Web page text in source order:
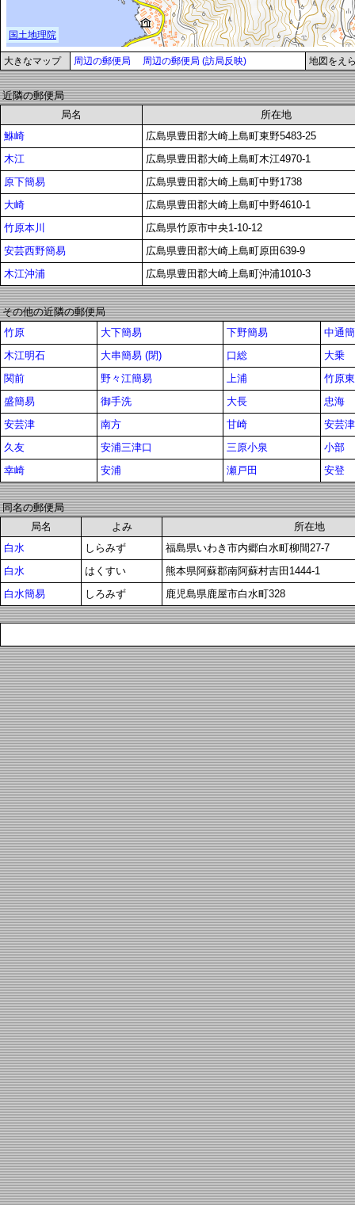
大きなマップ 周辺の郵便局 周辺の郵便局 (訪局反映) 地図をえ
近隣の郵便局
局名
所在地
鮴崎
広島県豊田郡大崎上島町東野5483-25
木江
広島県豊田郡大崎上島町木江4970-1
原下簡易
広島県豊田郡大崎上島町中野1738
大崎
広島県豊田郡大崎上島町中野4610-1
竹原本川
広島県竹原市中央1-10-12
安芸西野簡易
広島県豊田郡大崎上島町原田639-9
木江沖浦
広島県豊田郡大崎上島町沖浦1010-3
その他の近隣の郵便局
竹原
大下簡易 下野簡易
中通
木江明石
大串簡易 (閉) 口総
大乗
関前
野々江簡易 上浦
竹原
盛簡易
御手洗 大長
忠海
安芸津
南方 甘崎
安芸
久友
安浦三津口 三原小泉
小部
幸崎
安浦 瀬戸田 安登
同名の郵便局
局名
よみ
所在地
白水
しらみず
福島県いわき市内郷白水町柳間27-7
白水
はくすい
熊本県阿蘇郡南阿蘇村吉田1444-1
白水簡易
しろみず 鹿児島県鹿屋市白水町328